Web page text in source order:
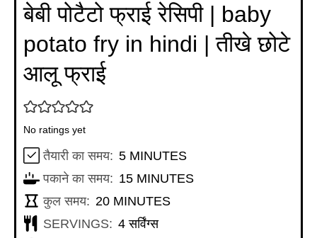
बेबी पोटैटो फ्राई रेसिपी | baby
potato fry in hindi | तीखे छोटे
आलू फ्राई
No ratings yet
तैयारी का समय: 5MINUTES
MINUTES
पकाने का समय: 15MINUTES
MINUTES
कुल समय: 20MINUTES
MINUTES
SERVINGS: 4 सर्विंग्स